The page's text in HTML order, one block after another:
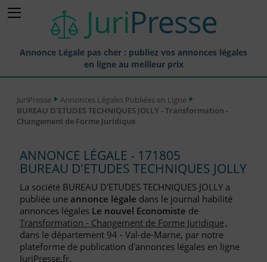
Annonce Légale pas cher : publiez vos annonces légales
en ligne au meilleur prix
Annonces Légales Publiées
Journaux Habilités (JAL) Annonces Légales
Liste des Greffes
Liste des CCI
Le Blog pour les Entreprises
JuriPresse
Annonces Légales Publiées en Ligne
BUREAU D'ETUDES TECHNIQUES JOLLY - Transformation -
Changement de Forme Juridique
ANNONCE LÉGALE - 171805
BUREAU D'ETUDES TECHNIQUES JOLLY
La société BUREAU D'ETUDES TECHNIQUES JOLLY a
publiée une annonce légale dans le journal habilité
annonces légales Le nouvel Economiste de
Transformation - Changement de Forme Juridique,
dans le département 94 - Val-de-Marne, par notre
plateforme de publication d'annonces légales en ligne
JuriPresse.fr.